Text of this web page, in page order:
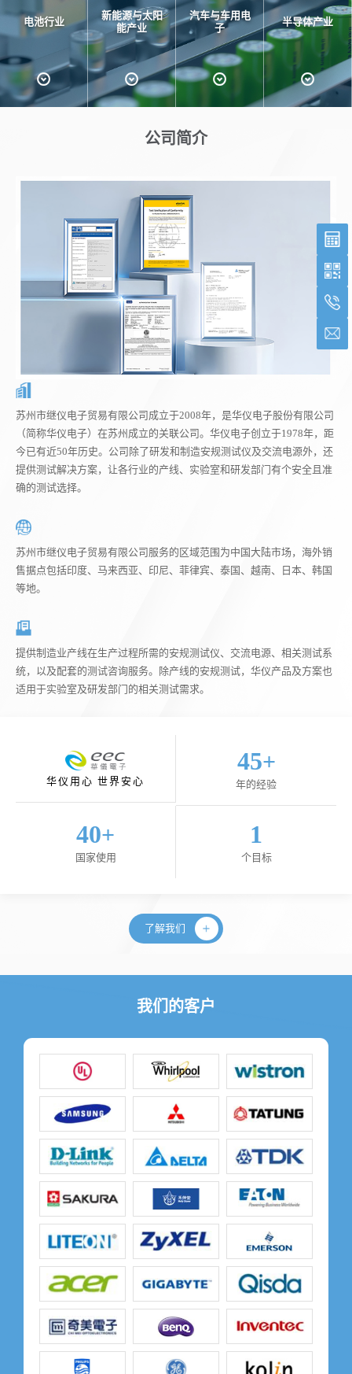
电池行业
新能源与太阳
能产业
汽车与车用电
子
半导体产业
公司简介
苏州市继仪电子贸易有限公司成立于2008年，是华仪电子股份有限公司
（简称华仪电子）在苏州成立的关联公司。华仪电子创立于1978年，距
今已有近50年历史。公司除了研发和制造安规测试仪及交流电源外，还
提供测试解决方案，让各行业的产线、实验室和研发部门有个安全且准
确的测试选择。
苏州市继仪电子贸易有限公司服务的区域范围为中国大陆市场，海外销
售据点包括印度、马来西亚、印尼、菲律宾、泰国、越南、日本、韩国
等地。
提供制造业产线在生产过程所需的安规测试仪、交流电源、相关测试系
统，以及配套的测试咨询服务。除产线的安规测试，华仪产品及方案也
适用于实验室及研发部门的相关测试需求。
华仪用心 世界安心
45+
年的经验
40+
国家使用
1
个目标
了解我们
我们的客户